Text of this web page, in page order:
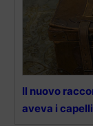
Il nuovo
aveva i